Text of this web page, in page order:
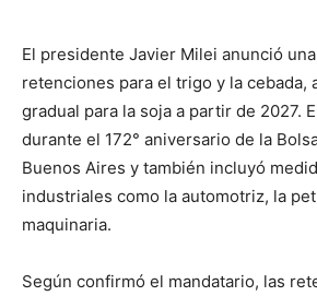
El presidente Javier Milei anunció
retenciones para el trigo y la cebada,
gradual para la soja a partir de 2027.
durante el 172° aniversario de la
Buenos Aires y también incluyó
industriales como la automotriz, la
maquinaria.
Según confirmó el mandatario, las